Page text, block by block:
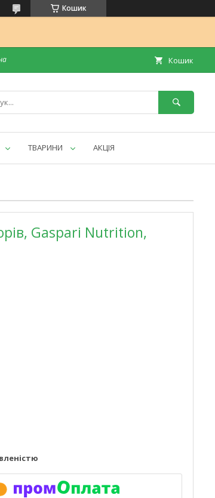
Кошик
Кошик
ТВАРИНИ АКЦІЯ
Gaspari Nutrition,